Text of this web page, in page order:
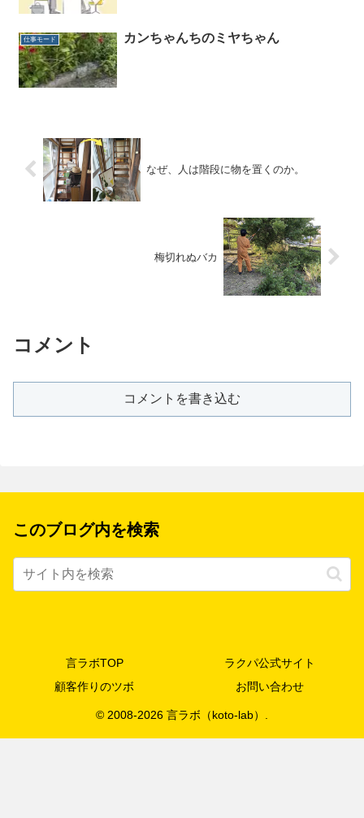
仕事モード カンちゃんちのミヤちゃん
なぜ、人は階段に物を置くのか。
梅切れぬバカ
コメント
コメントを書き込む
このブログ内を検索
言ラボTOP
ラクパ公式サイト
顧客作りのツボ
お問い合わせ
© 2008-2026 言ラボ（koto-lab）.